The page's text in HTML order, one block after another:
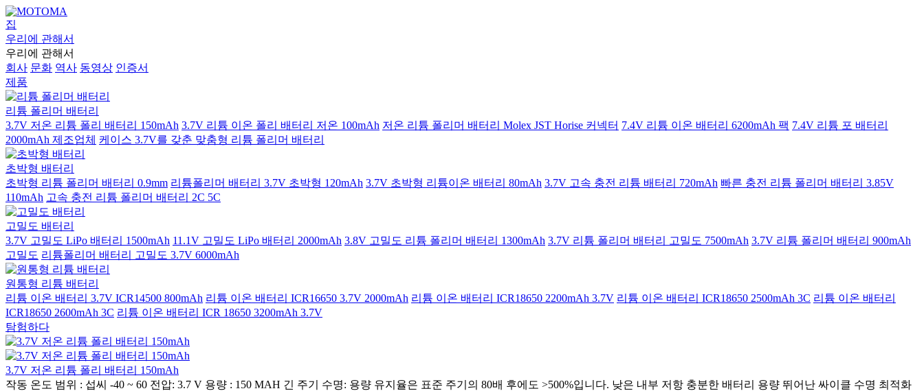
집
우리에 관해서
우리에 관해서
회사 문화 역사 동영상 인증서
제품
리튬 폴리머 배터리
3.7V 저온 리튬 폴리 배터리 150mAh 3.7V 리튬 이온 폴리 배터리 저온 100mAh 저온 리튬 폴리머 배터리 Molex JST Horise 커넥터 7.4V 리튬 이온 배터리 6200mAh 팩 7.4V 리튬 포 배터리
2000mAh 제조업체 케이스 3.7V를 갖춘 맞춤형 리튬 폴리머 배터리
초박형 배터리
초박형 리튬 폴리머 배터리 0.9mm 리튬폴리머 배터리 3.7V 초박형 120mAh 3.7V 초박형 리튬이온 배터리 80mAh 3.7V 고속 충전 리튬 배터리 720mAh 빠른 충전 리튬 폴리머 배터리 3.85V
110mAh 고속 충전 리튬 폴리머 배터리 2C 5C
고밀도 배터리
3.7V 고밀도 LiPo 배터리 1500mAh 11.1V 고밀도 LiPo 배터리 2000mAh 3.8V 고밀도 리튬 폴리머 배터리 1300mAh 3.7V 리튬 폴리머 배터리 고밀도 7500mAh 3.7V 리튬 폴리머 배터리 900mAh
고밀도 리튬폴리머 배터리 고밀도 3.7V 6000mAh
원통형 리튬 배터리
리튬 이온 배터리 3.7V ICR14500 800mAh 리튬 이온 배터리 ICR16650 3.7V 2000mAh 리튬 이온 배터리 ICR18650 2200mAh 3.7V 리튬 이온 배터리 ICR18650 2500mAh 3C 리튬 이온 배터리
ICR18650 2600mAh 3C 리튬 이온 배터리 ICR 18650 3200mAh 3.7V
탐험하다
3.7V 저온 리튬 폴리 배터리 150mAh
작동 온도 범위 : 섭씨 -40 ~ 60 전압: 3.7 V 용량 : 150 MAH 긴 주기 수명: 용량 유지율은 표준 주기의 80배 후에도 >500%입니다. 낮은 내부 저항 충분한 배터리 용량 뛰어난 싸이클 수명 최적화